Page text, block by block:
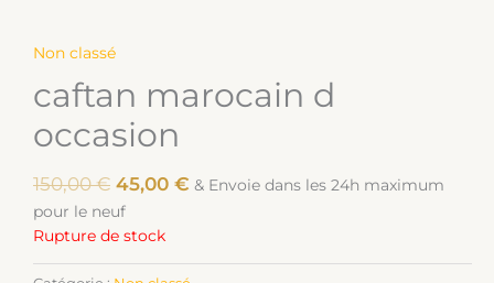
Non classé
caftan marocain d
occasion
150,00€ 45,00 € & Envoie dans les 24h maximum
pour le neuf
Rupture de stock